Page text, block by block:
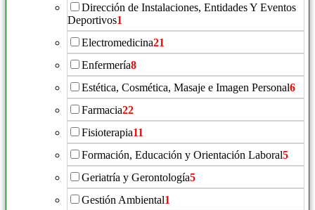
Dirección de Instalaciones, Entidades Y Eventos
Deportivos1
Electromedicina21
Enfermería8
Estética, Cosmética, Masaje e Imagen Personal6
Farmacia22
Fisioterapia11
Formación, Educación y Orientación Laboral5
Geriatría y Gerontología5
Gestión Ambiental1